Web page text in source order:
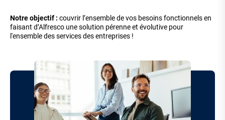
Notre objectif : couvrir l’ensemble de vos besoins fonctionnels en
faisant d’Alfresco une solution pérenne et évolutive pour
l'ensemble des services des entreprises !
Image